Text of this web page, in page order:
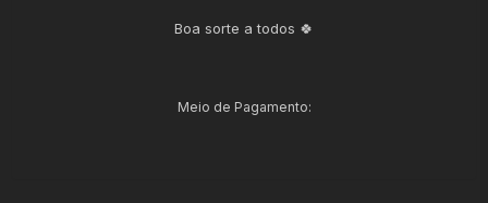
Boa sorte a todos 🍀
Meio de Pagamento: